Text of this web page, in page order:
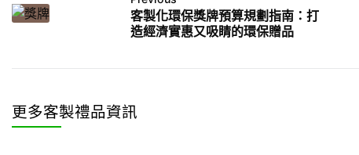
客製化環保獎牌預算規劃指南：打
造經濟實惠又吸睛的環保贈品
更多客製禮品資訊